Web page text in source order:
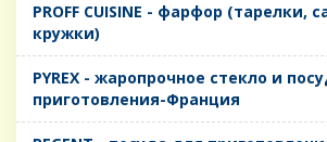
PROFF CUISINE - фарфор (тарелки,
кружки)
PYREX - жаропрочное стекло и
приготовления-Франция